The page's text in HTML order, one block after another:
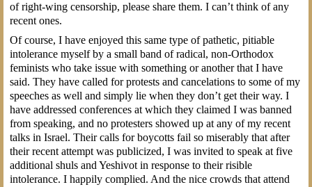
of right-wing censorship, please share them. I can’t think of any
recent ones.
Of course, I have enjoyed this same type of pathetic, pitiable
intolerance myself by a small band of radical, non-Orthodox
feminists who take issue with something or another that I have
said. They have called for protests and cancelations to some of my
speeches as well and simply lie when they don’t get their way. I
have addressed conferences at which they claimed I was banned
from speaking, and no protesters showed up at any of my recent
talks in Israel. Their calls for boycotts fail so miserably that after
their recent attempt was publicized, I was invited to speak at five
additional shuls and Yeshivot in response to their risible
intolerance. I happily complied. And the nice crowds that attend